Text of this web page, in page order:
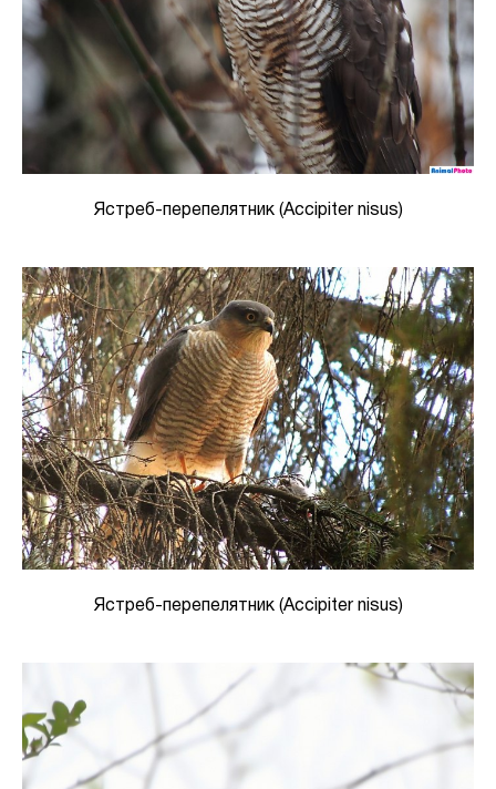
Ястреб-перепелятник (Accipiter nisus)
Ястреб-перепелятник (Accipiter nisus)